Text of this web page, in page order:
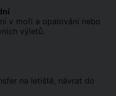
v moři a opalování nebo
výletů.
na letiště, návrat do